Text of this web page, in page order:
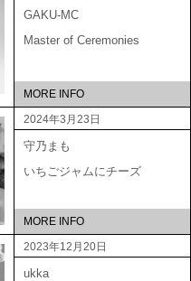
GAKU-MC
Master of Ceremonies
MORE INFO
2024年3月23日
守乃まも
いちごジャムにチーズ
MORE INFO
2023年12月20日
ukka